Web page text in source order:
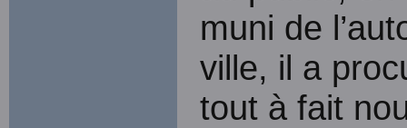
muni de
ville, il a
tout à fait